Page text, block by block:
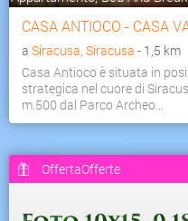
riunioni del
Nel XV secolo
la costruzione di un
Nel XVI secolo il
essere dotato di
attacchi
Si devono al
nuova cinta
CASA ANTIOCO - CASA
a Siracusa, Siracusa - 1,5 km
Casa Antioco è situata in
strategica nel cuore di
m.500 dal Parco Archeo...
OffertaOfferte